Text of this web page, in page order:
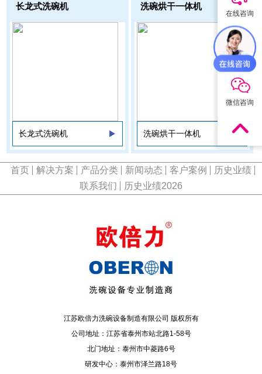
长龙式洗碗机
长龙式洗碗机
洗碗烘干一体机
洗碗烘干一体机
首页 解决方案 产品分类 新闻动态 客户案例
历史业绩
联系我们
历史业绩2026
江苏欧倍力洗碗设备制造有限公司 版权所有
公司地址：江苏省泰州市站北路1-58号
北门地址：泰州市中菱路6号
研发中心：泰州市泽兰路18号
在线咨询
QQ咨询
微信咨询